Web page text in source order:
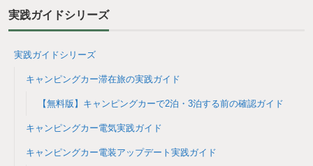
実践ガイドシリーズ
実践ガイドシリーズ
キャンピングカー滞在旅の実践ガイド
【無料版】キャンピングカーで2泊・3泊する前の確認ガイド
キャンピングカー電気実践ガイド
キャンピングカー電装アップデート実践ガイド